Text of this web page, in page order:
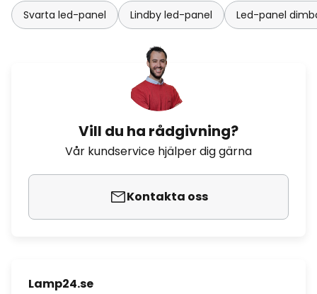
Svarta led-panel Lindby led-panel Led-panel
Vill du ha rådgivning?
Vår kundservice hjälper dig gärna
Kontakta oss
Lamp24.se